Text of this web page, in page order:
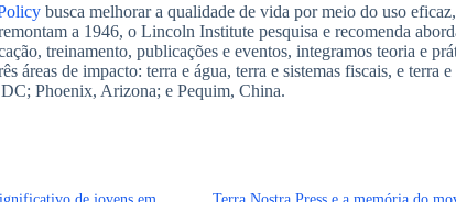
busca melhorar a qualidade de vida por meio do uso
a 1946, o Lincoln Institute pesquisa e recomenda
treinamento, publicações e eventos, integramos teoria e
áreas de impacto: terra e água, terra e sistemas fiscais, e
Phoenix, Arizona; e Pequim, China.